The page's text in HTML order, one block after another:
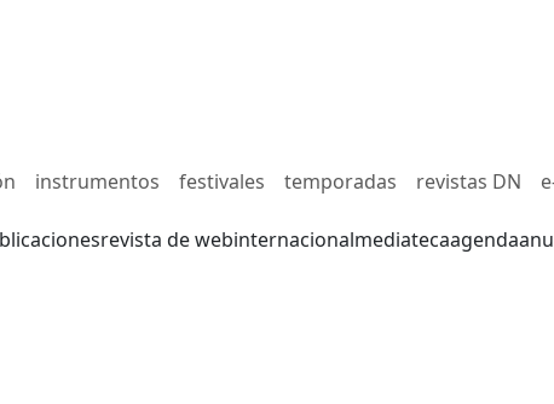
instrumentos festivales temporadas revistas DN
revista de webinternacionalmediatecaagenda